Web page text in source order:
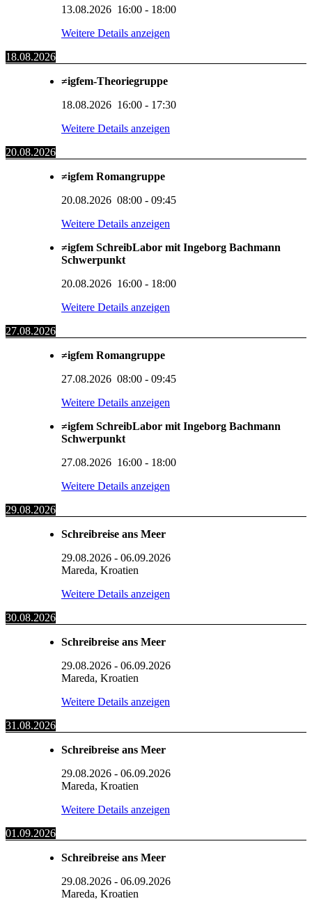
13.08.2026 16:00 - 18:00
Weitere Details anzeigen
18.08.2026
≠igfem-Theoriegruppe
18.08.2026 16:00 - 17:30
Weitere Details anzeigen
20.08.2026
≠igfem Romangruppe
20.08.2026 08:00 - 09:45
Weitere Details anzeigen
≠igfem SchreibLabor mit Ingeborg Bachmann
Schwerpunkt
20.08.2026 16:00 - 18:00
Weitere Details anzeigen
27.08.2026
≠igfem Romangruppe
27.08.2026 08:00 - 09:45
Weitere Details anzeigen
≠igfem SchreibLabor mit Ingeborg Bachmann
Schwerpunkt
27.08.2026 16:00 - 18:00
Weitere Details anzeigen
29.08.2026
Schreibreise ans Meer
29.08.2026 - 06.09.2026
Mareda, Kroatien
Weitere Details anzeigen
30.08.2026
Schreibreise ans Meer
29.08.2026 - 06.09.2026
Mareda, Kroatien
Weitere Details anzeigen
31.08.2026
Schreibreise ans Meer
29.08.2026 - 06.09.2026
Mareda, Kroatien
Weitere Details anzeigen
01.09.2026
Schreibreise ans Meer
29.08.2026 - 06.09.2026
Mareda, Kroatien